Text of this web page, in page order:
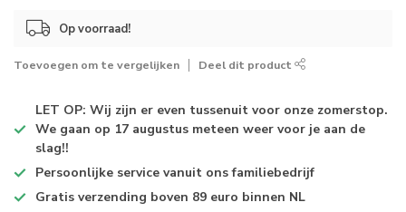
Op voorraad!
Toevoegen om te vergelijken Deel dit product
LET OP: Wij zijn er even tussenuit voor onze zomerstop.
We gaan op 17 augustus meteen weer voor je aan de
slag!!
Persoonlijke service vanuit ons familiebedrijf
Gratis verzending boven 89 euro binnen NL